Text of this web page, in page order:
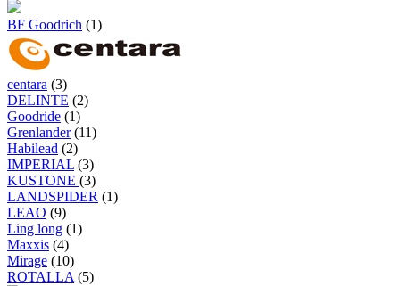
BF Goodrich (1)
centara (3)
DELINTE (2)
Goodride (1)
Grenlander (11)
Habilead (2)
IMPERIAL (3)
KUSTONE (3)
LANDSPIDER (1)
LEAO (9)
Ling long (1)
Maxxis (4)
Mirage (10)
ROTALLA (5)